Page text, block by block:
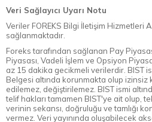
Veri Sağlayıcı Uyarı Notu
Veriler FOREKS Bilgi İletişim Hizmetleri
sağlanmaktadır.
Foreks tarafından sağlanan Pay
Piyasası, Vadeli İşlem ve Opsiyon
az 15 dakika gecikmeli verilerdir. BIST
Belgesi altında korunmakta olup izinsiz
edilemez, değiştirilemez. BIST ismi
telif hakları tamamen BIST'ye ait olup,
verinin sekansı, doğruluğu ve tamlığı
vermez. Veri yayınında oluşabilecek